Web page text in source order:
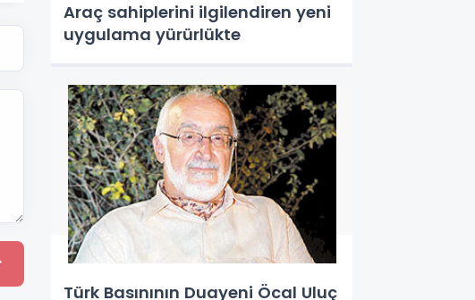
Araç sahiplerini ilgilendiren yeni
uygulama yürürlükte
Türk Basınının Duayeni Öcal Uluç